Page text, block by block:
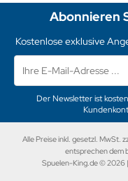
Abonnieren
Kostenlose exklusive
Der Newsletter ist
Alle Preise inkl. gesetzl. MwSt.
entsprechen dem
Spuelen-King.de ©